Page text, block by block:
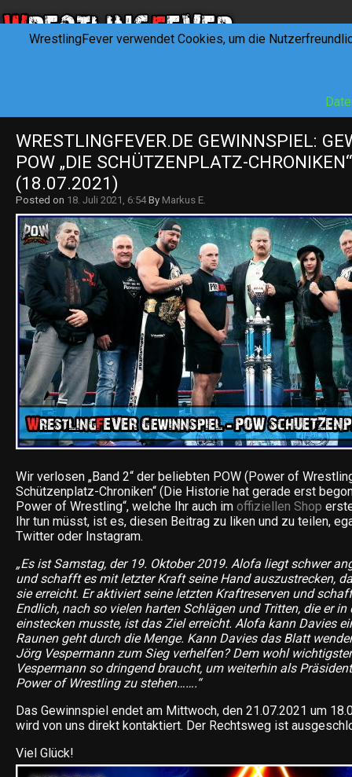
WRESTLINGFEVER.DE GEWINNSPIEL:
POW „DIE SCHÜTZENPLATZ-
(18.07.2021)
Posted on 18. Juli 2021, 6:54By Markus E.
Wir verlosen „Band 2“ der beliebten POW (Power of
Schützenplatz-Chroniken“ (Die Historie hat gerade erst
Power of Wrestling“, welche Ihr auch im offiziellen Shop
Ihr tun müsst, ist es, diesen Beitrag zu liken und zu teilen,
Twitter oder Instagram.
„Es ist Samstag, der 19. Oktober 2019. Alofa liegt schwer
und schafft es mit letzter Kraft seine Hand auszustrecken,
sie erreicht. Er aktiviert seine letzten Kraftreserven und
Endlich, nach so vielen harten Schlägen und Tritten, die er
einstecken musste, ist das Ziel erreicht. Alofa kann Davies
Raunen geht durch die Menge. Kann Davies das Blatt
Jörg Vespermann zum Sieg verhelfen? Dem wohl
Vespermann so dringend braucht, um weiterhin als
Power of Wrestling zu stehen…….“
Das Gewinnspiel endet am Mittwoch, den 21.07.2021 um
wird von uns direkt kontaktiert. Der Rechtsweg ist
Viel Glück!
WrestlingFever verwendet Cookies, um die